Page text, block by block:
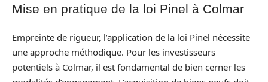
Mise en pratique de la loi Pinel à Colmar
Empreinte de rigueur, l’application de la loi Pinel nécessite
une approche méthodique. Pour les investisseurs
potentiels à Colmar, il est fondamental de bien cerner les